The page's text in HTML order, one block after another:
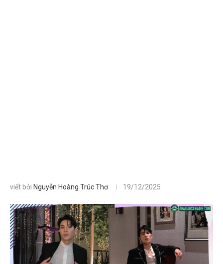
viết bởi Nguyễn Hoàng Trúc Thơ 19/12/2025